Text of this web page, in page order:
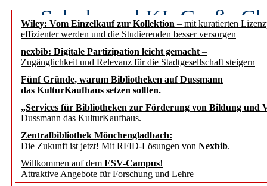
Wiley: Vom Einzelkauf zur Kollektion – mit kuratierten
effizienter werden und die Studierenden besser versorgen
nexbib: Digitale Partizipation leicht gemacht –
Zugänglichkeit und Relevanz für die Stadtgesellschaft steigern
Fünf Gründe, warum Bibliotheken auf Dussmann
das KulturKaufhaus setzen sollten.
„Services für Bibliotheken zur Förderung von Bildung und
Dussmann das KulturKaufhaus.
Zentralbibliothek Mönchengladbach:
Die Zukunft ist jetzt! Mit RFID-Lösungen von Nexbib.
Willkommen auf dem ESV-Campus!
Attraktive Angebote für Forschung und Lehre
Schule und KI: Große
Voraussetzungen
Erfolgreiches erstes
Segment Research –
angepasst
konstruktiv!